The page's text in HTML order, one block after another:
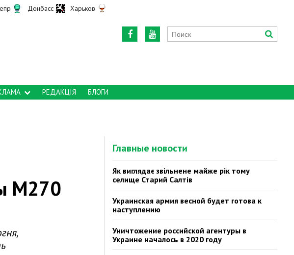
Донбасс Харьков
РЕДАКЦІЯ БЛОГИ
M270
Главные новости
Як виглядає звільнене майже рік тому
селище Старий Салтів
Украинская армия весной будет готова к
наступлению
Уничтожение российской агентуры в
Украине началось в 2020 году